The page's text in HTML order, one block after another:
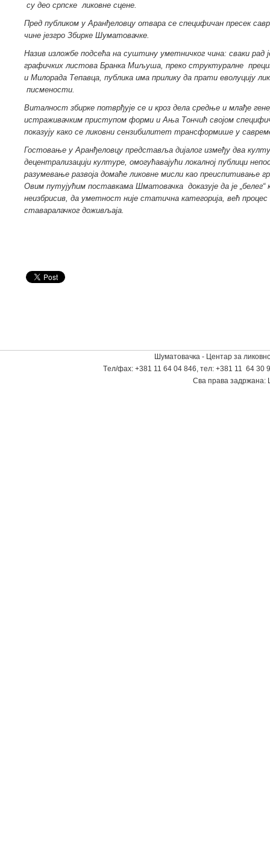
су део српске ликовне сцене.
Пред публиком у Аранђеловцу отвара се специфичан пресек
чине језгро Збирке Шуматовачке.
Назив изложбе подсећа на суштину уметничког чина: сваки рад
графичких листова Бранка Миљуша, преко структуралне
и Милорада Тепавца, публика има прилику да прати еволуцију
писмености.
Виталност збирке потврђује се и кроз дела средње и млађе
истраживачким приступом форми и Ања Тончић својом
показују како селиковни сензибилитет трансформише у
Гостовање у Аранђеловцу представља дијалог између два
децентрализацији културе, омогућавајући локалној публици
разумевање развоја домаће ликовне мисли као преиспитивање
Овим путујућим поставкама Шматовачка доказује да је „белег“
неизбрисив, да уметност није статична категорија, већ процес
ставаралачког доживљаја.
Шуматовачка - Центар за
Tел/фаx: +381 11 64 04 846, тел: +381 11 64 30
Сва права задржана: